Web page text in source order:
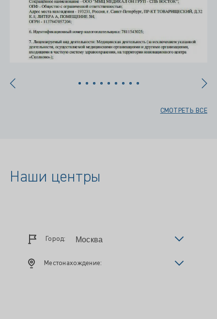
СМОТРЕТЬ ВСЕ
Наши центры
Город:
Местонахождение: